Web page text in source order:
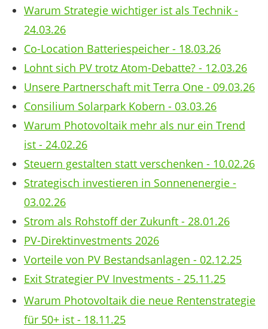
Warum Strategie wichtiger ist als Technik -
24.03.26
Co-Location Batteriespeicher - 18.03.26
Lohnt sich PV trotz Atom-Debatte? - 12.03.26
Unsere Partnerschaft mit Terra One - 09.03.26
Consilium Solarpark Kobern - 03.03.26
Warum Photovoltaik mehr als nur ein Trend
ist - 24.02.26
Steuern gestalten statt verschenken - 10.02.26
Strategisch investieren in Sonnenenergie -
03.02.26
Strom als Rohstoff der Zukunft - 28.01.26
PV-Direktinvestments 2026
Vorteile von PV Bestandsanlagen - 02.12.25
Exit Strategier PV Investments - 25.11.25
Warum Photovoltaik die neue Rentenstrategie
für 50+ ist - 18.11.25